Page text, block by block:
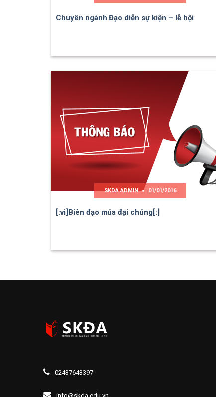
Chuyên ngành Đạo diễn sự kiện – lễ hội
SKDA ADMIN 01/01/2016
[:vi]Biên đạo múa đại chúng[:]
02437643397
info@skda.edu.vn